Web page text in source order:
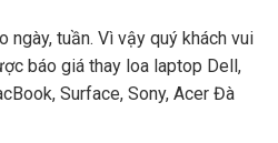
ngày, tuần. Vì vậy quý khách vui
báo giá thay loa laptop Dell,
Surface, Sony, Acer Đà